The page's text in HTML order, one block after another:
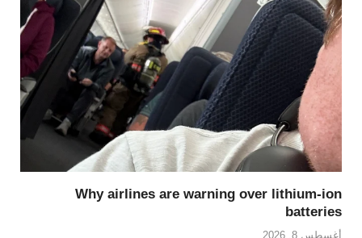
Why airlines are warning over lithium-ion
batteries
أغسطس 8, 2026